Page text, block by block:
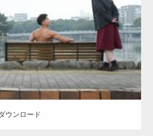
AKIHITO(細マッチョ) 背中
ウンロード